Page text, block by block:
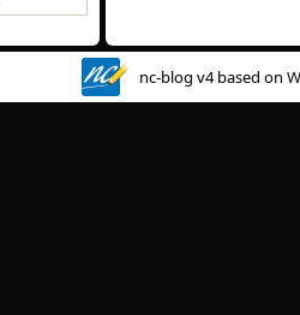
nc-blog v4 based on